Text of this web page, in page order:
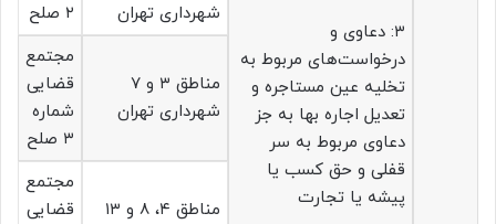
۳: دعاوی و
درخواست‌های مربوط به
تخلیه عین مستاجره و
تعدیل اجاره بها به جز
دعاوی مربوط به سر
قفلی و حق کسب یا
پیشه یا تجارت
شهرداری تهران
۲ صلح
مناطق ۳ و ۷
شهرداری تهران
مجتمع
قضایی
شماره
۳ صلح
مناطق ۴، ۸ و ۱۳
مجتمع
قضایی